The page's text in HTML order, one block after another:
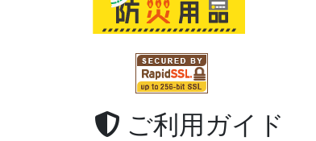
ご利用ガイド